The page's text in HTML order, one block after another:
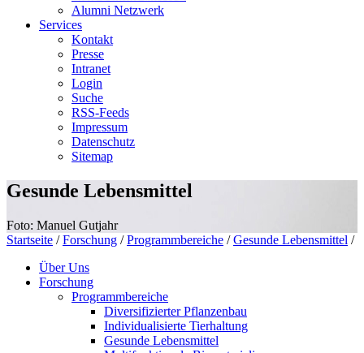
Alumni Netzwerk
Services
Kontakt
Presse
Intranet
Login
Suche
RSS-Feeds
Impressum
Datenschutz
Sitemap
Gesunde Lebensmittel
Foto: Manuel Gutjahr
Startseite / Forschung / Programmbereiche / Gesunde Lebensmittel /
Über Uns
Forschung
Programmbereiche
Diversifizierter Pflanzenbau
Individualisierte Tierhaltung
Gesunde Lebensmittel